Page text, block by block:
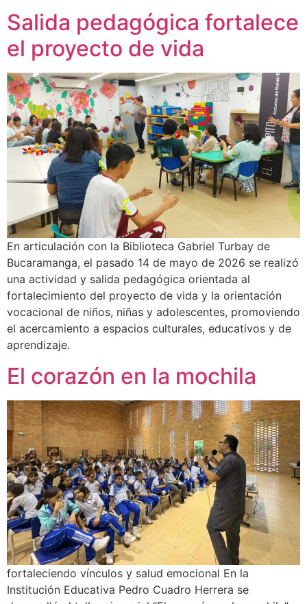
Salida pedagógica fortalece
el proyecto de vida
En articulación con la Biblioteca Gabriel Turbay de
Bucaramanga, el pasado 14 de mayo de 2026 se realizó
una actividad y salida pedagógica orientada al
fortalecimiento del proyecto de vida y la orientación
vocacional de niños, niñas y adolescentes, promoviendo
el acercamiento a espacios culturales, educativos y de
aprendizaje.
El corazón en la mochila
fortaleciendo vínculos y salud emocional En la
Institución Educativa Pedro Cuadro Herrera se